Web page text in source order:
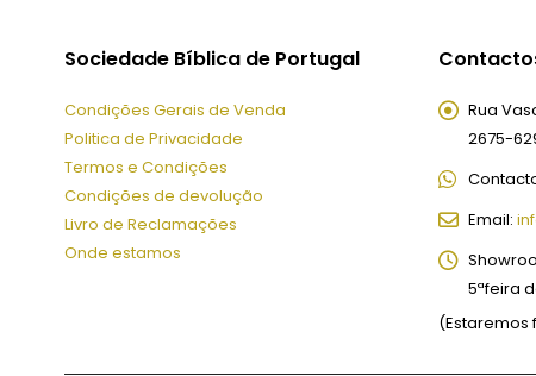
Sociedade Bíblica de Portugal
Condições Gerais de Venda
Politica de Privacidade
Termos e Condições
Condições de devolução
Livro de Reclamações
Onde estamos
Rua
2675-
Email:
5ªfeira
(Estaremos